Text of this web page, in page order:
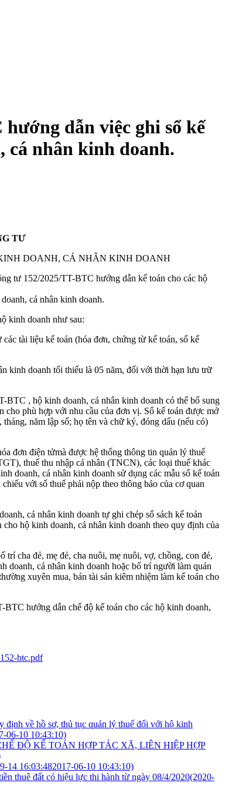
dẫn việc ghi sổ kế
cá nhân kinh doanh.
TƯ
DOANH, CÁ NHÂN KINH DOANH
tư 152/2025/TT-BTC hướng dẫn kế toán cho các hộ
cá nhân kinh doanh.
kinh doanh như sau:
tài liệu kế toán (hóa đơn, chứng từ kế toán, sổ kế
kinh doanh tối thiểu là 05 năm, đối với thời hạn lưu trữ
, hộ kinh doanh, cá nhân kinh doanh có thể bổ sung
cho phù hợp với nhu cầu của đơn vị. Sổ kế toán được mở
năm lập sổ; họ tên và chữ ký, đóng dấu (nếu có)
đơn điện tửmà được hệ thống thông tin quản lý thuế
thuế thu nhập cá nhân (TNCN), các loại thuế khác
doanh, cá nhân kinh doanh sử dụng các mẫu sổ kế toán
với số thuế phải nộp theo thông báo của cơ quan
cá nhân kinh doanh tự ghi chép sổ sách kế toán
hộ kinh doanh, cá nhân kinh doanh theo quy định của
cha đẻ, mẹ đẻ, cha nuôi, mẹ nuôi, vợ, chồng, con đẻ,
doanh, cá nhân kinh doanh hoặc bố trí người làm quản
xuyên mua, bán tài sản kiêm nhiệm làm kế toán cho
hướng dẫn chế độ kế toán cho các hộ kinh doanh,
btc.pdf
về hồ sơ, thủ tục quản lý thuế đối với hộ kinh
06-10 10:43:10)
ĐỘ KẾ TOÁN HỢP TÁC XÃ, LIÊN HIỆP HỢP
14 16:03:482017-06-10 10:43:10)
thuê đất có hiệu lực thi hành từ ngày 08/4/2020(2020-